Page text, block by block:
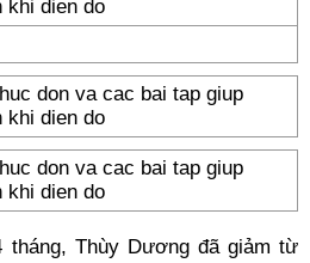
tháng, Thùy Dương đã giảm từ